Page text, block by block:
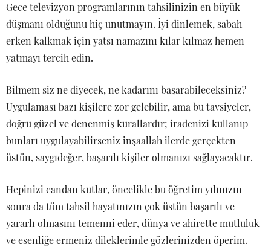
Gece televizyon programlarının tahsilinizin en büyük
düşmanı olduğunu hiç unutmayın. İyi dinlemek, sabah
erken kalkmak için yatsı namazını kılar kılmaz hemen
yatmayı tercih edin.
Bilmem siz ne diyecek, ne kadarını başarabileceksiniz?
Uygulaması bazı kişilere zor gelebilir, ama bu tavsiyeler,
doğru güzel ve denenmiş kurallardır; iradenizi kullanıp
bunları uygulayabilirseniz inşaallah ilerde gerçekten
üstün, saygıdeğer, başarılı kişiler olmanızı sağlayacaktır.
Hepinizi candan kutlar, öncelikle bu öğretim yılınızın
sonra da tüm tahsil hayatınızın çok üstün başarılı ve
yararlı olmasını temenni eder, dünya ve ahirette mutluluk
ve esenliğe ermeniz dileklerimle gözlerinizden öperim.